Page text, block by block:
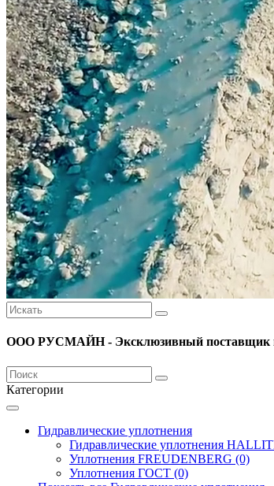
ООО РУСМАЙН - Эксклюзивный поставщик
Категории
Гидравлические уплотнения
Гидравлические уплотнения
Уплотнения FREUDENBERG (0)
Уплотнения ГОСТ (0)